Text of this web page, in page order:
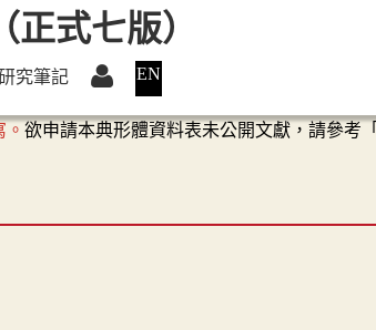
EN
欲申請本典形體資料表未公開文獻，請參考「